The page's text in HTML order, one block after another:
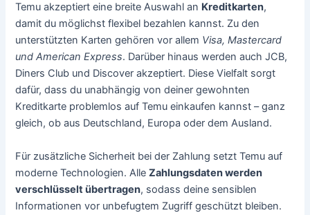
Temu akzeptiert eine breite Auswahl an Kreditkarten,
damit du möglichst flexibel bezahlen kannst. Zu den
unterstützten Karten gehören vor allem Visa, Mastercard
und American Express. Darüber hinaus werden auch JCB,
Diners Club und Discover akzeptiert. Diese Vielfalt sorgt
dafür, dass du unabhängig von deiner gewohnten
Kreditkarte problemlos auf Temu einkaufen kannst – ganz
gleich, ob aus Deutschland, Europa oder dem Ausland.
Für zusätzliche Sicherheit bei der Zahlung setzt Temu auf
moderne Technologien. AlleZahlungsdaten werden
verschlüsselt übertragen, sodass deine sensiblen
Informationen vor unbefugtem Zugriff geschützt bleiben.